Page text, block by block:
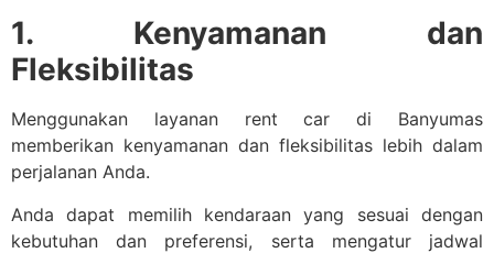
1. Kenyamanan dan
Fleksibilitas
Menggunakan layanan rent car di Banyumas
memberikan kenyamanan dan fleksibilitas lebih dalam
perjalanan Anda.
Anda dapat memilih kendaraan yang sesuai dengan
kebutuhan dan preferensi, serta mengatur jadwal